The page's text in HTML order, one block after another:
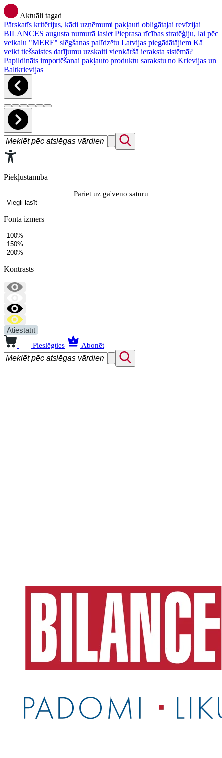
Aktuāli tagad
Pārskatīs kritērijus, kādi uzņēmumi pakļauti obligātajai revīzijai
BILANCES augusta numurā lasiet Pieprasa rīcības stratēģiju, lai pēc
veikalu "MERE" slēgšanas palīdzētu Latvijas piegādātājiem Kā
veikt tiešsaistes darījumu uzskaiti vienkāršā ieraksta sistēmā?
Papildināts importēšanai pakļauto produktu sarakstu no Krievijas un
Baltkrievijas
Piekļūstamība
Pāriet uz galveno saturu
Viegli lasīt
Fonta izmērs
100%
150%
200%
Kontrasts
Atiestatīt
Pieslēgties Abonēt